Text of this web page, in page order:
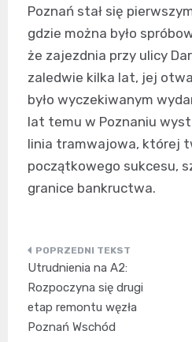
Poznań stał się
gdzie można było
że zajezdnia przy ulicy
zaledwie kilka lat, jej
było wyczekiwanym
lat temu w Poznaniu
linia tramwajowa, której
początkowego sukcesu,
granice bankructwa.
Nawigacja
wpisu
Utrudnienia na A2:
Rozpoczyna się drugi
etap remontu węzła
Poznań Wschód